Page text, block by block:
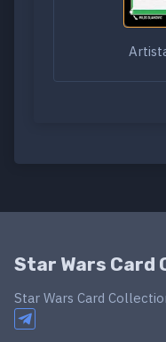
Star Wars Card
Star Wars Card